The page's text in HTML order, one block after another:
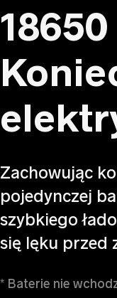
Zachowując
pojedynczej
szybkiego
się lęku przed
* Baterie nie